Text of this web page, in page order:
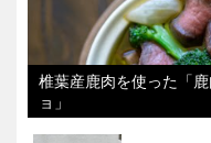
椎葉産鹿肉を使った「
ョ」